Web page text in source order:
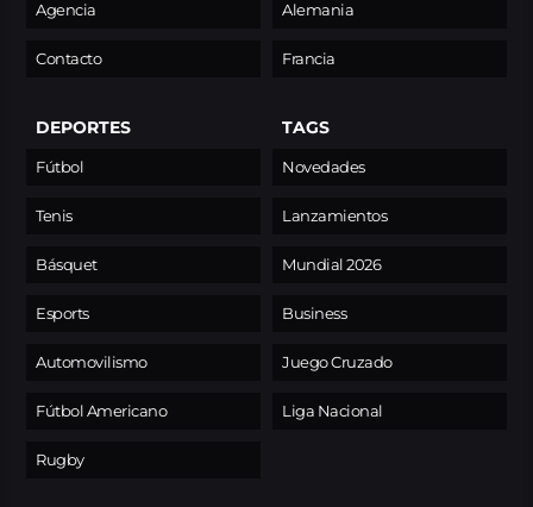
Agencia
Contacto
Alemania
Francia
DEPORTES
Fútbol
Tenis
Básquet
Esports
Automovilismo
Fútbol Americano
Rugby
TAGS
Novedades
Lanzamientos
Mundial 2026
Business
Juego Cruzado
Liga Nacional